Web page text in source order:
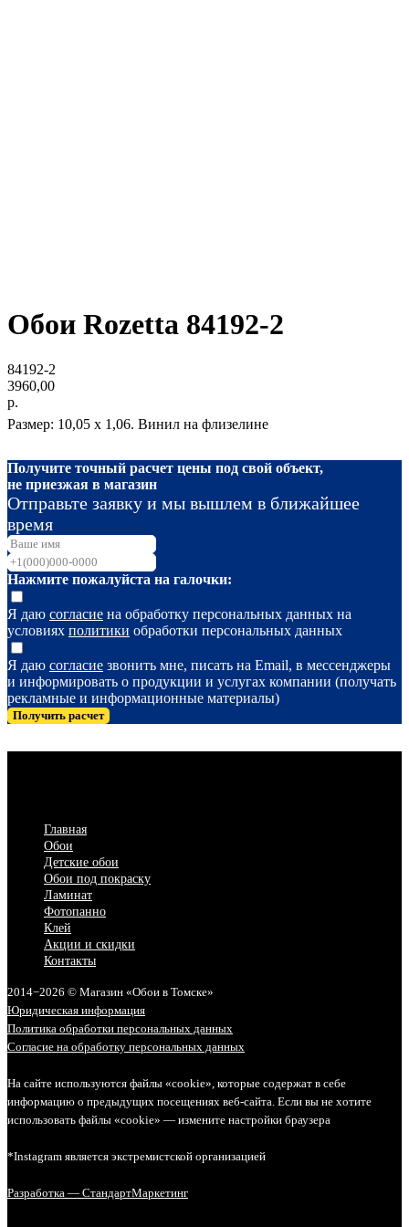
Обои Rozetta 84192-2
84192-2
3960,00
р.
Размер: 10,05 х 1,06. Винил на флизелине
Получите точный расчет цены под свой объект,
не приезжая в магазин
Отправьте заявку и мы вышлем в ближайшее
время
Нажмите пожалуйста на галочки:
Я даю согласие на обработку персональных данных на
условиях политики обработки персональных данных
Я даю согласие звонить мне, писать на Email, в мессенджеры
и информировать о продукции и услугах компании (получать
рекламные и информационные материалы)
Получить расчет
Главная
Обои
Детские обои
Обои под покраску
Ламинат
Фотопанно
Клей
Акции и скидки
Контакты
2014−2026 © Магазин «Обои в Томске»
Юридическая информация
Политика обработки персональных данных
Согласие на обработку персональных данных
На сайте используются файлы «cookie», которые содержат в себе
информацию о предыдущих посещениях веб-сайта. Если вы не хотите
использовать файлы «cookie» — измените настройки браузера
*Instagram является экстремистской организацией
Разработка — СтандартМаркетинг